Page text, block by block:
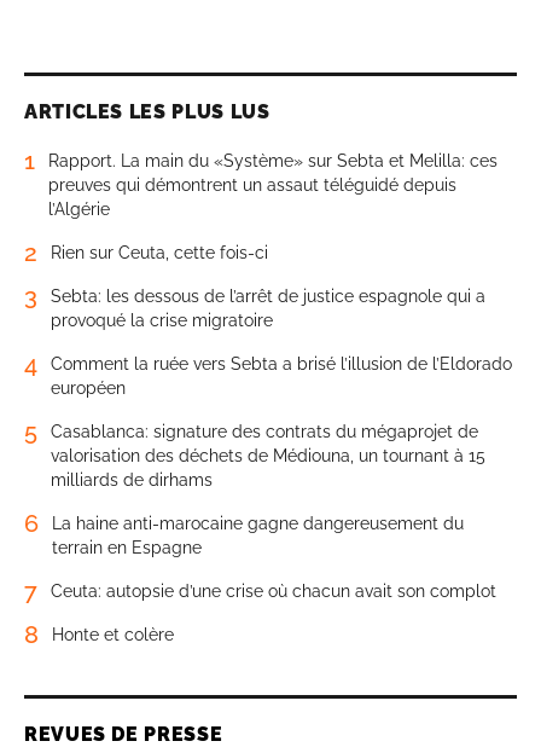
ARTICLES LES PLUS LUS
1
Rapport. La main du «Système» sur Sebta et Melilla: ces
preuves qui démontrent un assaut téléguidé depuis
l’Algérie
2 Rien sur Ceuta, cette fois-ci
3
Sebta: les dessous de l’arrêt de justice espagnole qui a
provoqué la crise migratoire
4
Comment la ruée vers Sebta a brisé l’illusion de l’Eldorado
européen
5
Casablanca: signature des contrats du mégaprojet de
valorisation des déchets de Médiouna, un tournant à 15
milliards de dirhams
6
La haine anti-marocaine gagne dangereusement du
terrain en Espagne
7 Ceuta: autopsie d’une crise où chacun avait son complot
8 Honte et colère
REVUES DE PRESSE